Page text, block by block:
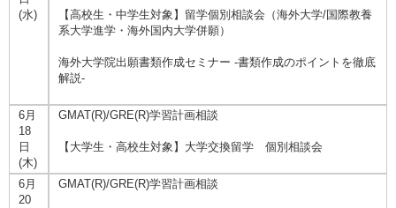
(水)
【高校生・中学生対象】留学個別相談会（海外大学/国際教養
系大学進学・海外国内大学併願）
海外大学院出願書類作成セミナー -書類作成のポイントを徹底
解説-
6月
18
日
(木)
GMAT(R)/GRE(R)学習計画相談
【大学生・高校生対象】大学交換留学 個別相談会
6月
20
GMAT(R)/GRE(R)学習計画相談